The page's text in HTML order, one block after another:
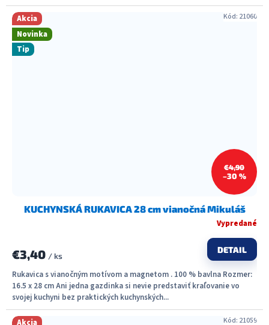
Akcia
Novinka
Tip
€4,90
–30 %
KUCHYNSKÁ RUKAVICA 28 cm vianočná Mikuláš
Vypredané
€3,40 / ks
DETAIL
Rukavica s vianočným motívom a magnetom . 100 % bavlna Rozmer:
16.5 x 28 cm Ani jedna gazdinka si nevie predstaviť kraľovanie vo
svojej kuchyni bez praktických kuchynských...
Kód: 21060
Akcia Kód: 21059